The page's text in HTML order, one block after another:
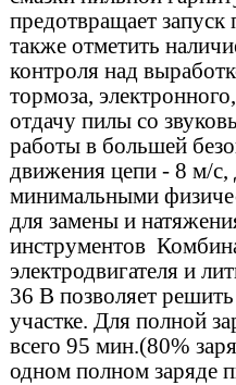
предотвращает
также отметить
контроля над
тормоза,
отдачу пилы со
работы в большей
движения цепи - 8 м/с,
минимальными
для замены и
инструментов
электродвигателя и
36 В позволяет
участке. Для полной
всего 95 мин.(80%
одном полном заряде